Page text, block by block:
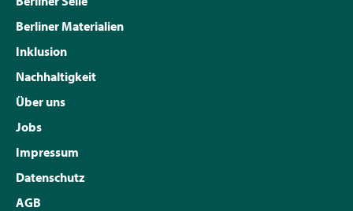
Berliner Materialien
Inklusion
Nachhaltigkeit
Über uns
Jobs
Impressum
Datenschutz
AGB